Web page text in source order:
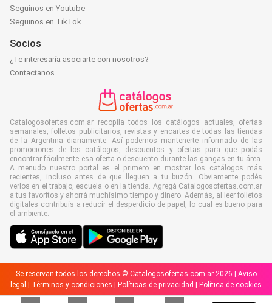
Seguinos en Youtube
Seguinos en TikTok
Socios
¿Te interesaría asociarte con nosotros?
Contactanos
Catalogosofertas.com.ar recopila todos los catálogos actuales, ofertas
semanales, folletos publicitarios, revistas y encartes de todas las tiendas
de la Argentina diariamente. Así podemos mantenerte informado de las
promociones de los catálogos, descuentos y ofertas para que podás
encontrar fácilmente esa oferta o descuento durante las gangas en tu área.
A menudo nuestro portal es el primero en mostrar los catálogos más
recientes, incluso antes de que lleguen a tu buzón. Obviamente podés
verlos en el trabajo, escuela o en la tienda. Agregá Catalogosofertas.com.ar
a tus favoritos y ahorrá muchísimo tiempo y dinero. Además, al leer folletos
digitales contribuís a reducir el desperdicio de papel, lo cual es bueno para
el ambiente.
Se reservan todos los derechos © Catalogosofertas.com.ar 2026 | Aviso
legal
Términos y condiciones Políticas de privacidad Política de cookies